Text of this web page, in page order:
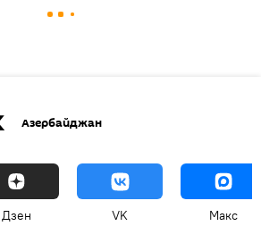
Азербайджан
Дзен VK Макс